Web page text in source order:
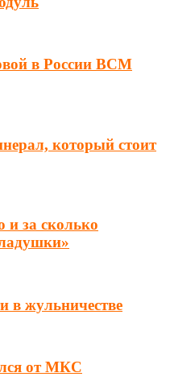
в России ВСМ
который стоит
и за сколько
в жульничестве
от МКС